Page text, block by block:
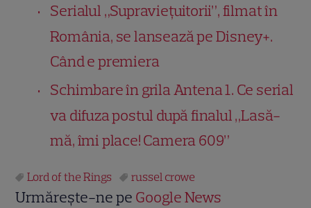
Serialul „Supraviețuitorii”, filmat în
România, se lansează pe Disney+.
Când e premiera
Schimbare în grila Antena 1. Ce serial
va difuza postul după finalul „Lasă-
mă, îmi place! Camera 609”
Lord of the Rings russel crowe
Urmărește-ne pe Google News